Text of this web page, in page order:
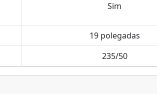
Sim
19 polegadas
235/50